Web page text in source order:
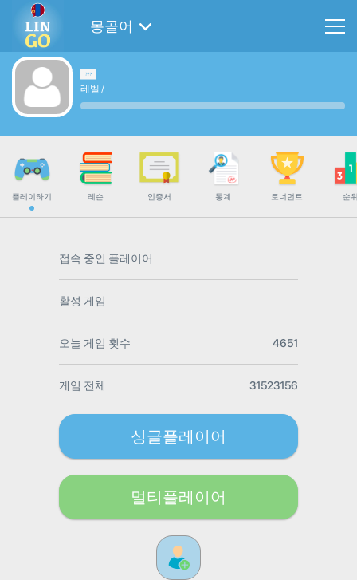
몽골어
레벨 /
플레이하기 레슨 인증서 통계 토너먼트 순
접속 중인 플레이어
활성 게임
오늘 게임 횟수 4651
게임 전체 31523156
싱글플레이어
멀티플레이어